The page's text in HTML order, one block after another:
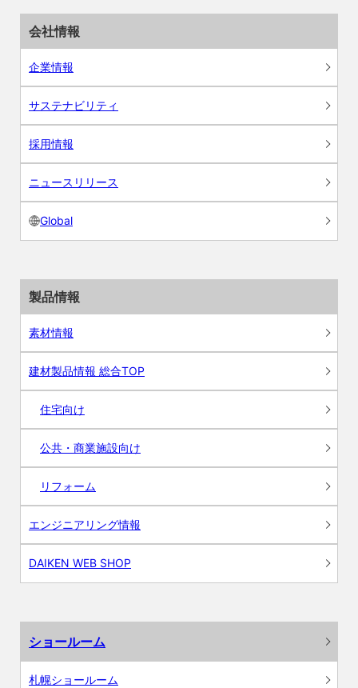
会社情報
企業情報
サステナビリティ
採用情報
ニュースリリース
Global
製品情報
素材情報
建材製品情報 総合TOP
住宅向け
公共・商業施設向け
リフォーム
エンジニアリング情報
DAIKEN WEB SHOP
ショールーム
札幌ショールーム